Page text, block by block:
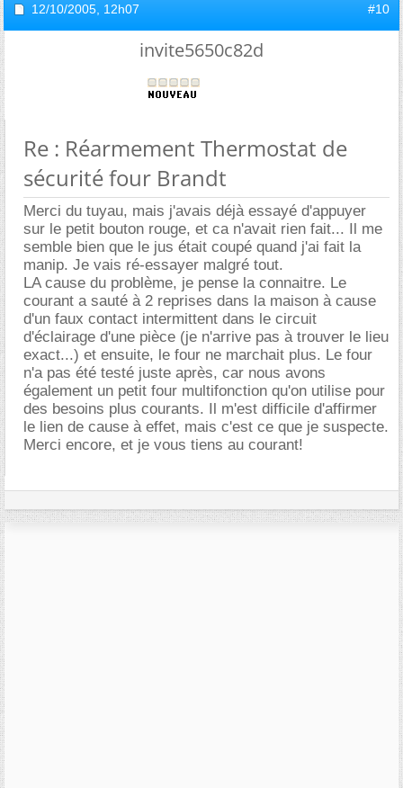
12/10/2005, 12h07 #10
invite5650c82d
Re : Réarmement Thermostat de
sécurité four Brandt
Merci du tuyau, mais j'avais déjà essayé d'appuyer
sur le petit bouton rouge, et ca n'avait rien fait... Il me
semble bien que le jus était coupé quand j'ai fait la
manip. Je vais ré-essayer malgré tout.
LA cause du problème, je pense la connaitre. Le
courant a sauté à 2 reprises dans la maison à cause
d'un faux contact intermittent dans le circuit
d'éclairage d'une pièce (je n'arrive pas à trouver le lieu
exact...) et ensuite, le four ne marchait plus. Le four
n'a pas été testé juste après, car nous avons
également un petit four multifonction qu'on utilise pour
des besoins plus courants. Il m'est difficile d'affirmer
le lien de cause à effet, mais c'est ce que je suspecte.
Merci encore, et je vous tiens au courant!